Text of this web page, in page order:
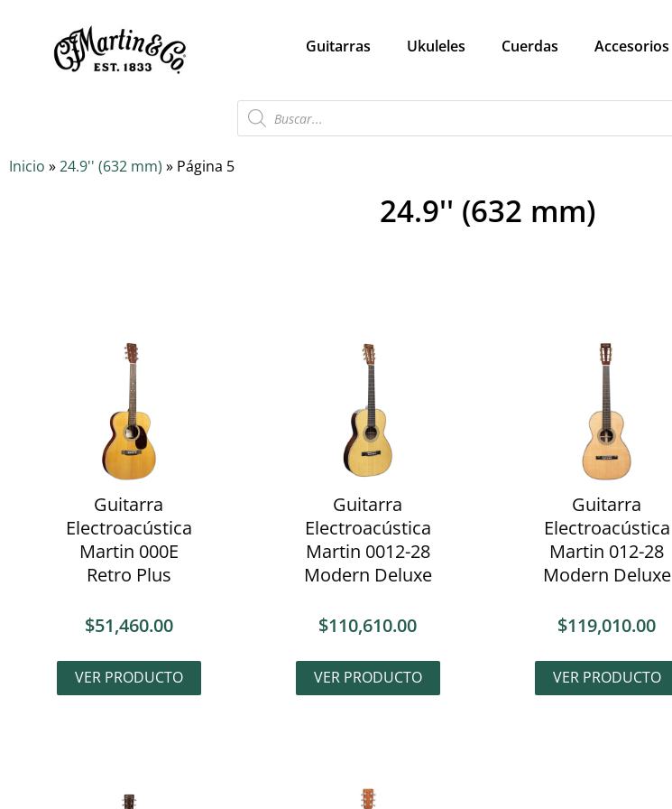
Guitarras Ukuleles Cuerdas Accesorios
Inicio »24.9'' (632 mm) » Página 5
24.9'' (632 mm)
Guitarra
Electroacústica
Martin 000E
Retro Plus
$51,460.00
VER PRODUCTO
Guitarra
Electroacústica
Martin 0012-28
Modern Deluxe
$110,610.00
VER PRODUCTO
Guitarra
Electroacústica
Martin 012-28
Modern Deluxe
$119,010.00
VER PRODUCTO